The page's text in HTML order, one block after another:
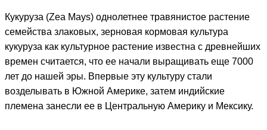
Кукуруза (Zea Mays) однолетнее травянистое растение
семейства злаковых, зерновая кормовая культура
кукуруза как культурное растение известна с древнейших
времен считается, что ее начали выращивать еще 7000
лет до нашей эры. Впервые эту культуру стали
возделывать в Южной Америке, затем индийские
племена занесли ее в Центральную Америку и Мексику.